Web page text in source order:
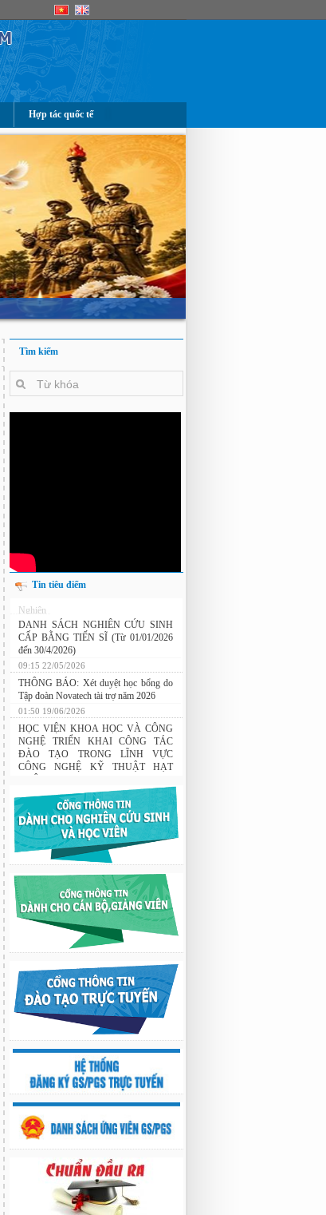
Hợp tác quốc tế
Tìm kiếm
Tin tiêu điểm
Nghiên cứu chế tạo hệ thống xác định
hướng vật thể độ chính xác cao dựa trên
từ kế và vật liệu biến hóa
DANH SÁCH NGHIÊN CỨU SINH
CẤP BẰNG TIẾN SĨ (Từ 01/01/2026
đến 30/4/2026)
09:15 22/05/2026
THÔNG BÁO: Xét duyệt học bổng do
Tập đoàn Novatech tài trợ năm 2026
01:50 19/06/2026
HỌC VIỆN KHOA HỌC VÀ CÔNG
NGHỆ TRIỂN KHAI CÔNG TÁC
ĐÀO TẠO TRONG LĨNH VỰC
CÔNG NGHỆ KỸ THUẬT HẠT
NHÂN
03:41 08/07/2026
GIAO LƯU TRAO ĐỔI HỌC THUẬT
GIỮA HỌC VIỆN KHOA HỌC VÀ
CÔNG NGHỆ VỚI TRƯỜNG ĐẠI
HỌC OSAKA, TRƯỜNG TRUNG
HỌC HYOGO (NHẬT BẢN) VÀ
TRƯỜNG TRUNG HỌC PHỔ
THÔNG CHUYÊN KHOA HỌC TỰ
02:22 23/07/2026
Nghiên cứu chế tạo hệ thống xác định
hướng vật thể độ chính xác cao dựa trên
từ kế và vật liệu biến hóa
9:33 sáng thứ hai, 03/08/2026